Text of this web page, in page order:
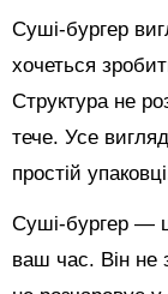
Суші-бургер
хочеться
Структура не
тече. Усе
простій
Суші-бургер —
ваш час. Він не